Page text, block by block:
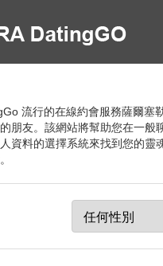
流行的在線約會服務薩爾塞
朋友。該網站將幫助您在一般
資料的選擇系統來找到您的